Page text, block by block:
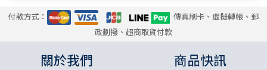
付款方式：
傳真刷卡、虛擬轉帳、郵
政劃撥、超商取貨付款
關於我們 商品快訊